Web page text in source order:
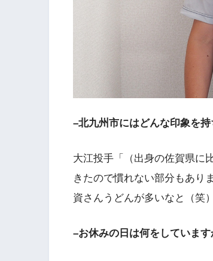
–北九州市にはどんな印象を持
大江投手「（出身の佐賀県に
きたので慣れない部分もあり
資さんうどんが多いなと（笑）
–お休みの日は何をしています